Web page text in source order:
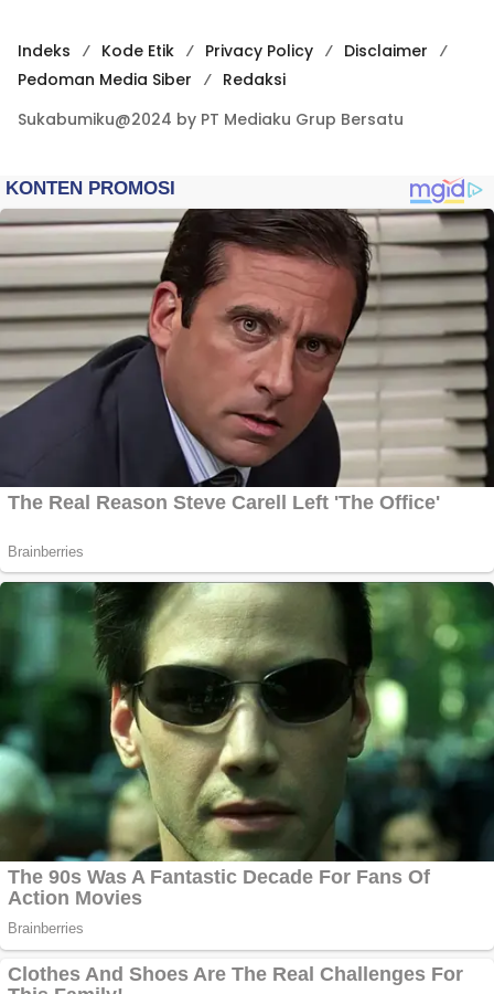
Indeks Kode Etik Privacy Policy
Disclaimer
Pedoman Media Siber
Redaksi
Sukabumiku@2024 by PT Mediaku Grup Bersatu